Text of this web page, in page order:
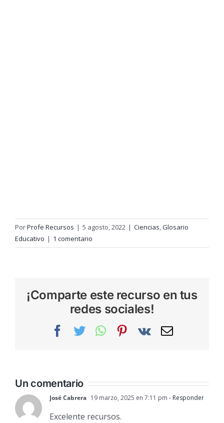
PorProfe Recursos | 5 agosto, 2022 | Ciencias,Glosario
Educativo | 1 comentario
¡Comparte este recurso en tus
redes sociales!
Facebook
TwitterWhatsAppPinterest
Vk
Correo
Un comentario
José Cabrera 19 marzo, 2025 en 7:11 pm - Responder
Excelente recursos.